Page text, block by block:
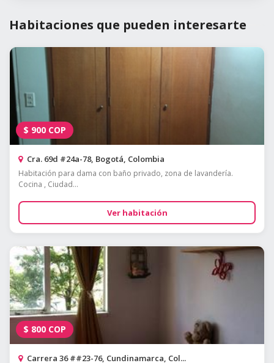
Habitaciones que pueden interesarte
$ 900 COP
Cra. 69d #24a-78, Bogotá, Colombia
Habitación para dama con baño privado, zona de lavandería.
Cocina , Ciudad...
Ver habitación
$ 800 COP
Carrera 36 ##23-76, Cundinamarca, Col...